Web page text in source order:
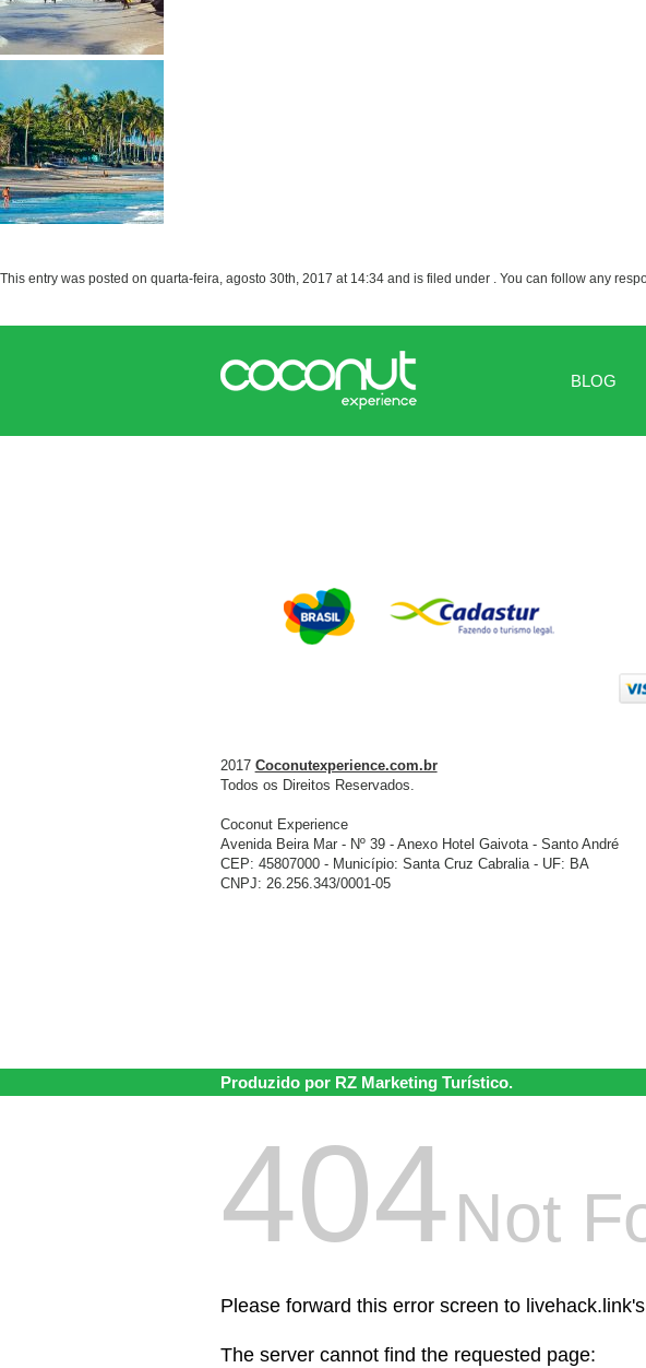
This entry was posted on quarta-feira, agosto 30th, 2017 at 14:34 and is filed under . You can follow any
BLOG
2017 Coconutexperience.com.br
Todos os Direitos Reservados.
Coconut Experience
Avenida Beira Mar - Nº 39 - Anexo Hotel Gaivota - Santo André
CEP: 45807000 - Município: Santa Cruz Cabralia - UF: BA
CNPJ: 26.256.343/0001-05
Produzido por RZ Marketing Turístico.
404Not
Please forward this error screen to livehack.link's
The server cannot find the requested page: